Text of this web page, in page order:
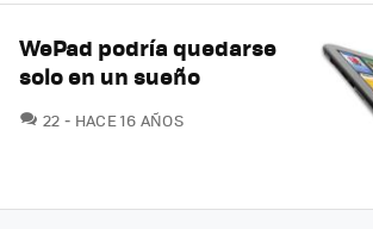
WePad podría quedarse
solo en un sueño
22 COMENTARIOS
HACE 16 AÑOS